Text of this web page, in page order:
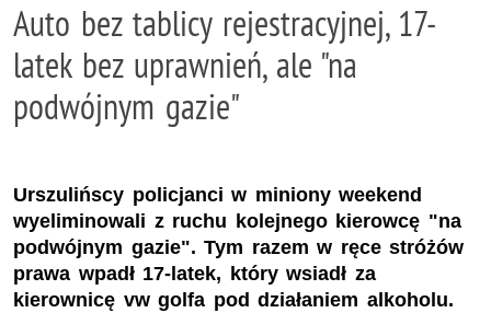
Auto bez tablicy rejestracyjnej, 17-
latek bez uprawnień, ale "na
podwójnym gazie"
Urszulińscy policjanci w miniony weekend
wyeliminowali z ruchu kolejnego kierowcę "na
podwójnym gazie". Tym razem w ręce stróżów
prawa wpadł 17-latek, który wsiadł za
kierownicę vw golfa pod działaniem alkoholu.